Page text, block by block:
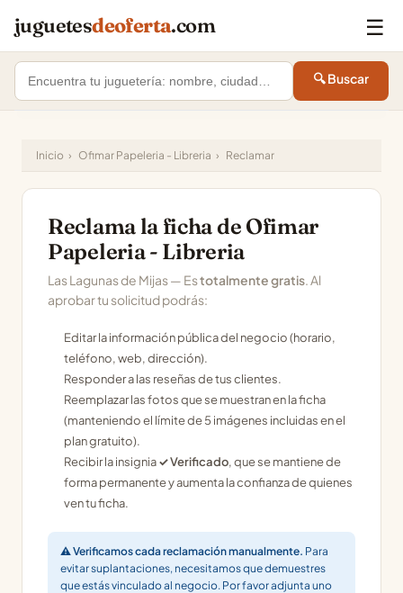
juguetesdeoferta.com ☰
🔍 Buscar
Inicio › Ofimar Papeleria - Libreria › Reclamar
Reclama la ficha de Ofimar
Papeleria - Libreria
Las Lagunas de Mijas — Estotalmente gratis. Al
aprobar tu solicitud podrás:
Editar la información pública del negocio (horario,
teléfono, web, dirección).
Responder a las reseñas de tus clientes.
Reemplazar las fotos que se muestran en la ficha
(manteniendo el límite de 5 imágenes incluidas en el
plan gratuito).
Recibir la insignia✓ Verificado, que se mantiene de
forma permanente y aumenta la confianza de quienes
ven tu ficha.
⚠ Verificamos cada reclamación manualmente. Para
evitar suplantaciones, necesitamos que demuestres
que estás vinculado al negocio. Por favor adjunta uno